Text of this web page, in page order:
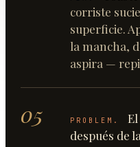
corriste
superficie.
la mancha,
aspira —
05 PROBLEM.
después de